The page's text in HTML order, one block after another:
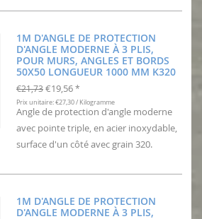
1M D'ANGLE DE PROTECTION
D'ANGLE MODERNE À 3 PLIS,
POUR MURS, ANGLES ET BORDS
50X50 LONGUEUR 1000 MM K320
€21,73 €19,56 *
Prix unitaire: €27,30 / Kilogramme
Angle de protection d'angle moderne
avec pointe triple, en acier inoxydable,
surface d'un côté avec grain 320.
1M D'ANGLE DE PROTECTION
D'ANGLE MODERNE À 3 PLIS,